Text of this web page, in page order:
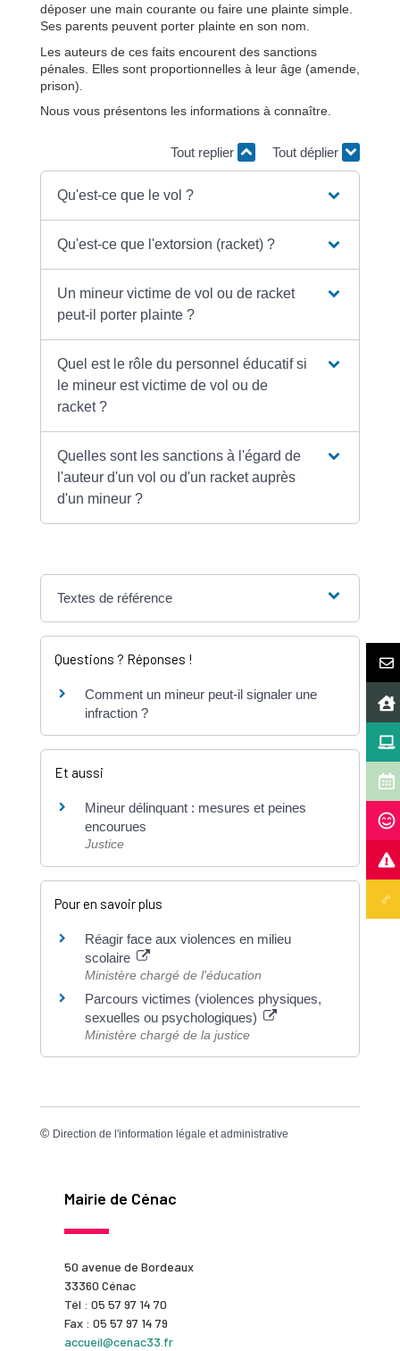
déposer une main courante ou faire une plainte simple.
Ses parents peuvent porter plainte en son nom.
Les auteurs de ces faits encourent des sanctions
pénales. Elles sont proportionnelles à leur âge (amende,
prison).
Nous vous présentons les informations à connaître.
Tout replier Tout déplier
Qu'est-ce que le vol ?
Qu'est-ce que l'extorsion (racket) ?
Un mineur victime de vol ou de racket
peut-il porter plainte ?
Quel est le rôle du personnel éducatif si
le mineur est victime de vol ou de
racket ?
Quelles sont les sanctions à l'égard de
l'auteur d'un vol ou d'un racket auprès
d'un mineur ?
Textes de référence
Questions ? Réponses !
Comment un mineur peut-il signaler une
infraction ?
Et aussi
Mineur délinquant : mesures et peines
encourues
Justice
Pour en savoir plus
Réagir face aux violences en milieu
scolaire
Ministère chargé de l'éducation
Parcours victimes (violences physiques,
sexuelles ou psychologiques)
Ministère chargé de la justice
© Direction de l'information légale et administrative
Mairie de Cénac
50 avenue de Bordeaux
33360 Cénac
Tél : 05 57 97 14 70
Fax : 05 57 97 14 79
accueil@cenac33.fr